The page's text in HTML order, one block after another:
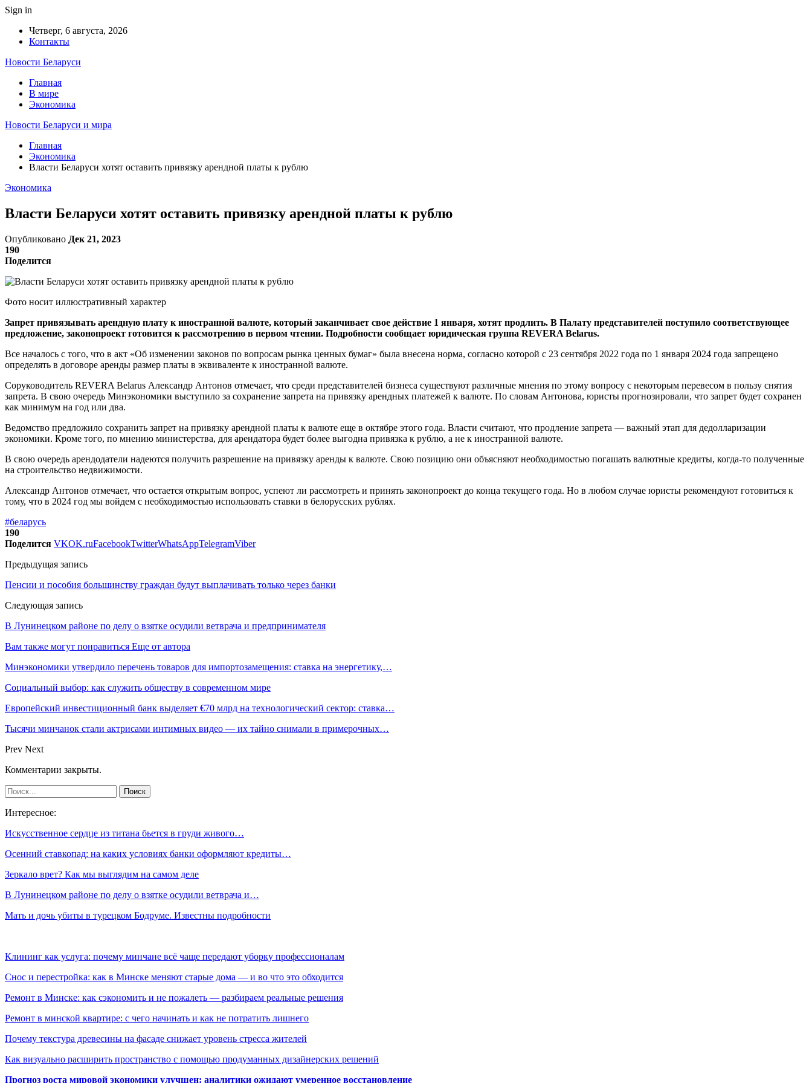
Sign in
Четверг, 6 августа, 2026
Контакты
Новости Беларуси
Главная
В мире
Экономика
Новости Беларуси и мира
Главная
Экономика
Власти Беларуси хотят оставить привязку арендной платы к рублю
Экономика
Власти Беларуси хотят оставить привязку арендной платы к рублю
Опубликовано Дек 21, 2023
190
Поделится
Фото носит иллюстративный характер
Запрет привязывать арендную плату к иностранной валюте, который заканчивает свое действие 1 января, хотят продлить. В Палату представителей поступило соответствующее
предложение, законопроект готовится к рассмотрению в первом чтении. Подробности сообщает юридическая группа REVERA Belarus.
Все началось с того, что в акт «Об изменении законов по вопросам рынка ценных бумаг» была внесена норма, согласно которой с 23 сентября 2022 года по 1 января 2024 года запрещено
определять в договоре аренды размер платы в эквиваленте к иностранной валюте.
Соруководитель REVERA Belarus Александр Антонов отмечает, что среди представителей бизнеса существуют различные мнения по этому вопросу с некоторым перевесом в пользу снятия
запрета. В свою очередь Минэкономики выступило за сохранение запрета на привязку арендных платежей к валюте. По словам Антонова, юристы прогнозировали, что запрет будет сохранен
как минимум на год или два.
Ведомство предложило сохранить запрет на привязку арендной платы к валюте еще в октябре этого года. Власти считают, что продление запрета — важный этап для дедолларизации
экономики. Кроме того, по мнению министерства, для арендатора будет более выгодна привязка к рублю, а не к иностранной валюте.
В свою очередь арендодатели надеются получить разрешение на привязку аренды к валюте. Свою позицию они объясняют необходимостью погашать валютные кредиты, когда-то полученные
на строительство недвижимости.
Александр Антонов отмечает, что остается открытым вопрос, успеют ли рассмотреть и принять законопроект до конца текущего года. Но в любом случае юристы рекомендуют готовиться к
тому, что в 2024 год мы войдем с необходимостью использовать ставки в белорусских рублях.
#беларусь
190
Поделится VKOK.ruFacebookTwitterWhatsAppTelegramViber
Предыдущая запись
Пенсии и пособия большинству граждан будут выплачивать только через банки
Следующая запись
В Лунинецком районе по делу о взятке осудили ветврача и предпринимателя
Вам также могут понравиться Еще от автора
Минэкономики утвердило перечень товаров для импортозамещения: ставка на энергетику,…
Социальный выбор: как служить обществу в современном мире
Европейский инвестиционный банк выделяет €70 млрд на технологический сектор: ставка…
Тысячи минчанок стали актрисами интимных видео — их тайно снимали в примерочных…
Prev Next
Комментарии закрыты.
Интересное:
Искусственное сердце из титана бьется в груди живого…
Осенний ставкопад: на каких условиях банки оформляют кредиты…
Зеркало врет? Как мы выглядим на самом деле
В Лунинецком районе по делу о взятке осудили ветврача и…
Мать и дочь убиты в турецком Бодруме. Известны подробности
Клининг как услуга: почему минчане всё чаще передают уборку профессионалам
Снос и перестройка: как в Минске меняют старые дома — и во что это обходится
Ремонт в Минске: как сэкономить и не пожалеть — разбираем реальные решения
Ремонт в минской квартире: с чего начинать и как не потратить лишнего
Почему текстура древесины на фасаде снижает уровень стресса жителей
Как визуально расширить пространство с помощью продуманных дизайнерских решений
Прогноз роста мировой экономики улучшен: аналитики ожидают умеренное восстановление